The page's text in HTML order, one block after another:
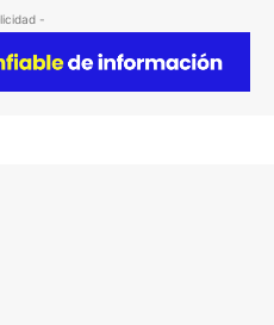
-